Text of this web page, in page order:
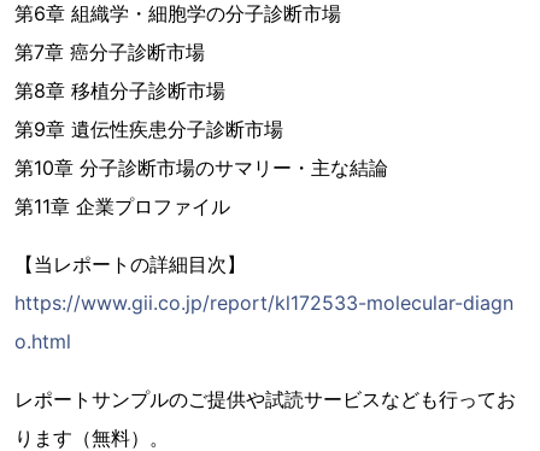
第6章 組織学・細胞学の分子診断市場
第7章 癌分子診断市場
第8章 移植分子診断市場
第9章 遺伝性疾患分子診断市場
第10章 分子診断市場のサマリー・主な結論
第11章 企業プロファイル
【当レポートの詳細目次】
https://www.gii.co.jp/report/kl172533-molecular-diagn
o.html
レポートサンプルのご提供や試読サービスなども行ってお
ります（無料）。